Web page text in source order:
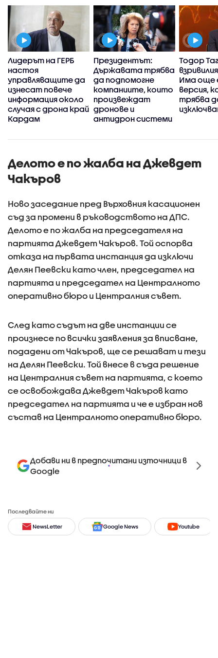
Лидерът на ГЕРБ
настоя
управляващите да
изнесат повече
информация около
случая с дрона край
Кардам
Президентът:
Държавата трябва
да подпомогне
компаниите, които
произвеждат
дронове и
антидрон системи
Тодор
Има още
версия,
трябва
Делото е по жалба на Джевдет
Чакъров
Ново заседание пред Върховния касационен
съд за промени в ръководството на ДПС.
Делото е по жалба на председателя на
партията Джевдет Чакъров. Той оспорва
отказа на първата инстанция да изключи
Делян Пеевски като член, председател на
партията и председател на Централното
оперативно бюро и Централния съвет.
След като съдът на две инстанции се
произнесе по всички заявления за вписване,
подадени от Чакъров, ще се решават и тези
на Делян Пеевски. Той внесе в съда решение
на Централния съвет на партията, с което
се освобождава Джевдет Чакъров като
председател на партията и че е избран нов
състав на Централното оперативно бюро.
Добави ни в предпочитани източници в
Google
Последвайте ни
NewsLetter Google News Youtube